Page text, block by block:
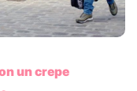
un crepe